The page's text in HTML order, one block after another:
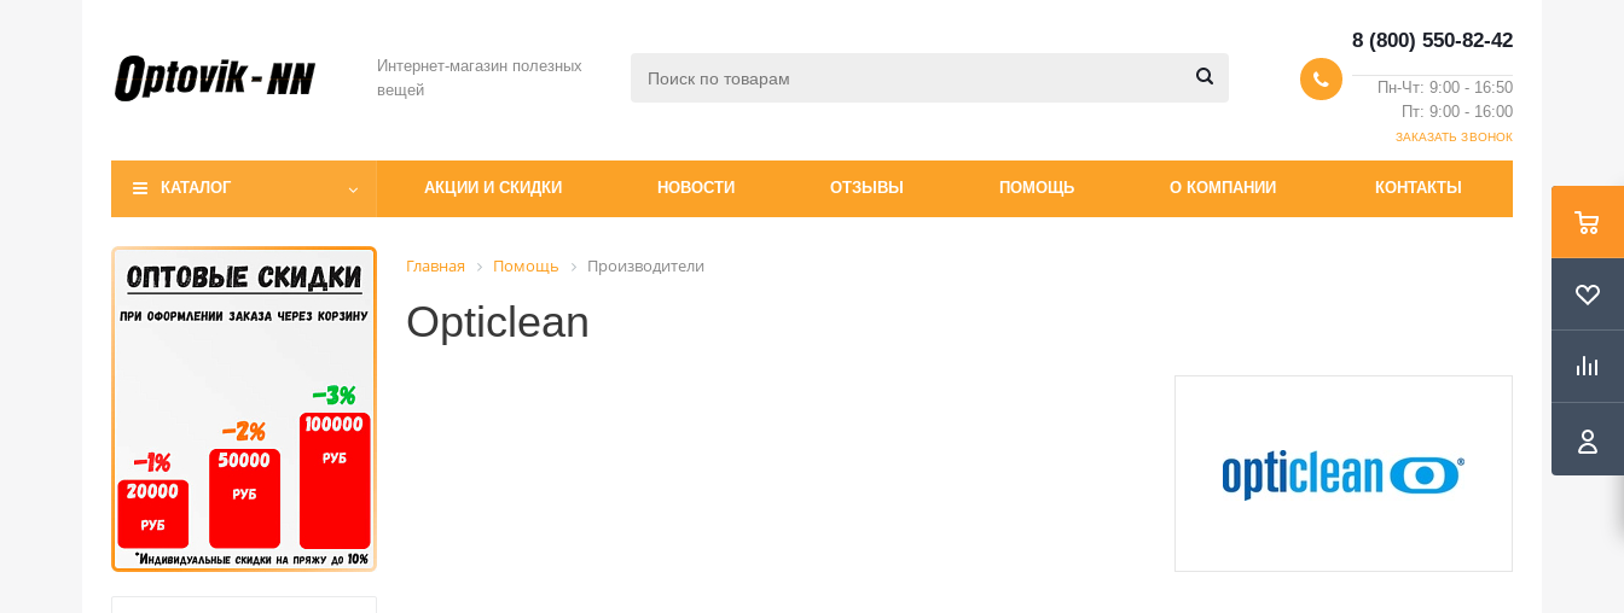
Интернет-магазин полезных
вещей
8 (800) 550-82-42
Пн-Чт: 9:00 - 16:50
Пт: 9:00 - 16:00
ЗАКАЗАТЬ ЗВОНОК
КАТАЛОГ АКЦИИ И СКИДКИ НОВОСТИ ОТЗЫВЫ ПОМОЩЬ О КОМПАНИИ КОНТАКТЫ
Главная Помощь Производители
Opticlean